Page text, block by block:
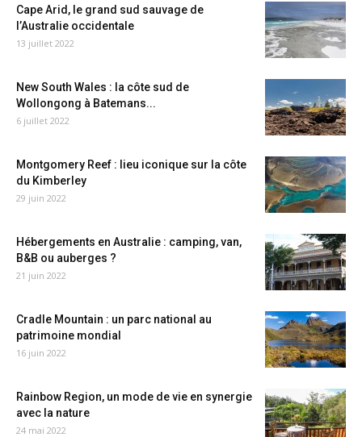
Cape Arid, le grand sud sauvage de
l’Australie occidentale
13 juillet 2022
New South Wales : la côte sud de
Wollongong à Batemans...
6 juillet 2022
Montgomery Reef : lieu iconique sur la côte
du Kimberley
29 juin 2022
Hébergements en Australie : camping, van,
B&B ou auberges ?
21 juin 2022
Cradle Mountain : un parc national au
patrimoine mondial
16 juin 2022
Rainbow Region, un mode de vie en synergie
avec la nature
24 mai 2022